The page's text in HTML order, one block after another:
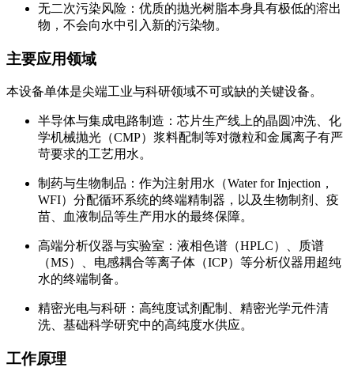
无二次污染风险：优质的抛光树脂本身具有极低的溶出
物，不会向水中引入新的污染物。
主要应用领域
本设备单体是尖端工业与科研领域不可或缺的关键设备。
半导体与集成电路制造：芯片生产线上的晶圆冲洗、化
学机械抛光（CMP）浆料配制等对微粒和金属离子有严
苛要求的工艺用水。
制药与生物制品：作为注射用水（Water for Injection，
WFI）分配循环系统的终端精制器，以及生物制剂、疫
苗、血液制品等生产用水的最终保障。
高端分析仪器与实验室：液相色谱（HPLC）、质谱
（MS）、电感耦合等离子体（ICP）等分析仪器用超纯
水的终端制备。
精密光电与科研：高纯度试剂配制、精密光学元件清
洗、基础科学研究中的高纯度水供应。
工作原理